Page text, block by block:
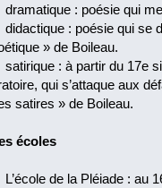
: poésie qui
: poésie qui se
» de Boileau.
: à partir du 17e
qui s’attaque aux
satires » de Boileau.
écoles
de la Pléiade : au